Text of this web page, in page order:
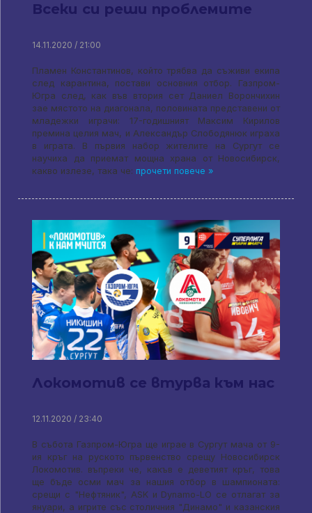
Всеки си реши проблемите
14.11.2020 / 21:00
Пламен Константинов, който трябва да съживи екипа
след карантина, постави основния отбор. Газпром-
Югра след, как във втория сет Даниел Ворончихин
зае мястото на диагонала, половината представени от
младежки играчи: 17-годишният Максим Кирилов
премина целия мач, и Александър Слободянюк играха
в играта. В първия набор жителите на Сургут се
научиха да приемат мощна храна от Новосибирск,
какво излезе, така че: прочети повече »
Локомотив се втурва към нас
12.11.2020 / 23:40
В събота Газпром-Югра ще играе в Сургут мача от 9-
ия кръг на руското първенство срещу Новосибирск
Локомотив. въпреки че, какъв е деветият кръг, това
ще бъде осми мач за нашия отбор в шампионата:
срещи с "Нефтяник", ASK и Dynamo-LO се отлагат за
януари, а игрите със столичния "Динамо" и казанския